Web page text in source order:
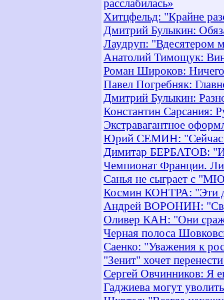
расслабилась»
Хитцфельд: "Крайне
Дмитрий Булыкин:
Лаудруп: "Вдесятером
Анатолий Тимощук:
Роман Широков:
Павел Погребняк:
Дмитрий Булыкин:
Константин Сарсания:
Экстравагантное
Юрий СЕМИН: "Сейчас у
Димитар БЕРБАТОВ:
Чемпионат Франции.
Санья не сыграет с
Космин КОНТРА: "Эти
Андрей ВОРОНИН:
Оливер КАН: "Они
Черная полоса
Саенко: "Уважения к
"Зенит" хочет
Сергей Овчинников: Я
Гаджиева могут уволить